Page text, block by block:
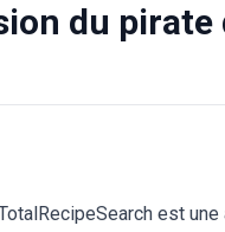
du pirate
est